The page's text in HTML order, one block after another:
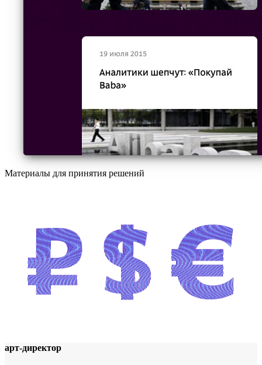
Материалы для принятия решений
арт-директор